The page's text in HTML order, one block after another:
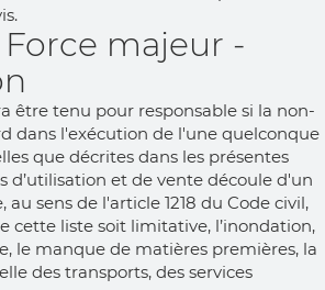
Force majeur -
être tenu pour responsable si la non-
dans l'exécution de l'une quelconque
que décrites dans les présentes
d’utilisation et de vente découle d'un
au sens de l'article 1218 du Code civil,
cette liste soit limitative, l’inondation,
le manque de matières premières, la
des transports, des services